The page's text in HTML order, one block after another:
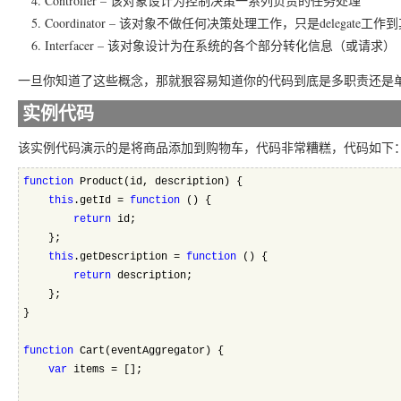
Coordinator – 该对象不做任何决策处理工作，只是delegate工作
Interfacer – 该对象设计为在系统的各个部分转化信息（或请求）
一旦你知道了这些概念，那就狠容易知道你的代码到底是多职责还是
实例代码
该实例代码演示的是将商品添加到购物车，代码非常糟糕，代码如下：
function Product(id, description) {
this.getId = function () {
return id;
    };
this.getDescription = function () {
return description;
    };
}
function Cart(eventAggregator) {
var items = [];